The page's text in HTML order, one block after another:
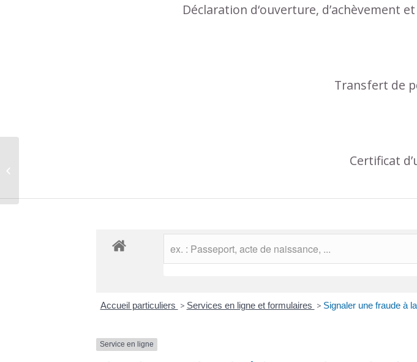
Déclaration d‘ouverture, d’achèvement
Transfert de
Certificat
Accueil particuliers > Services en ligne et formulaires > Signaler une fraude à
Service en ligne